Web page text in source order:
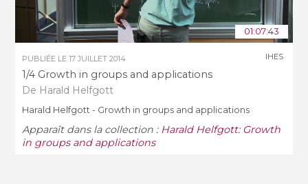
01:07:43
PUBLIÉE LE17 JUILLET 2014
1/4 Growth in groups and applications
De Harald Helfgott
IHES
Harald Helfgott - Growth in groups and applications
Apparaît dans la collection : Harald Helfgott: Growth
in groups and applications